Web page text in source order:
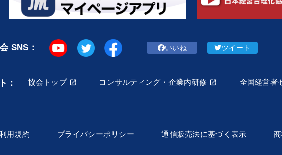
SNS： いいね ツイート
： 協会トップ コンサルティング・企業内研修 全国経営者
用規約 プライバシーポリシー 通信販売法に基づく表示